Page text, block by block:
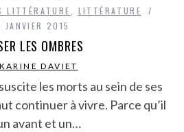
LITTÉRATURE
LITTÉRATURE
JANVIER 2015
LES OMBRES
KARINE DAVIET
les morts au sein de ses
continuer à vivre. Parce qu’il
avant et un…